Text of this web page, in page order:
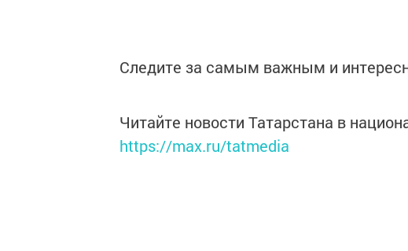
Следите за самым важным и
Читайте новости Татарстана в
https://max.ru/tatmedia